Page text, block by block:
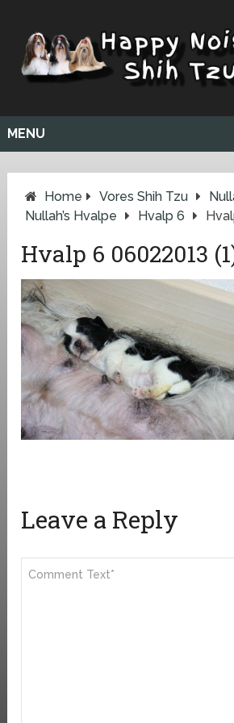
MENU
Home Vores Shih Tzu
Nullah’s Hvalpe
Hvalp 6
Hvalp 6 06022013
Leave a Reply